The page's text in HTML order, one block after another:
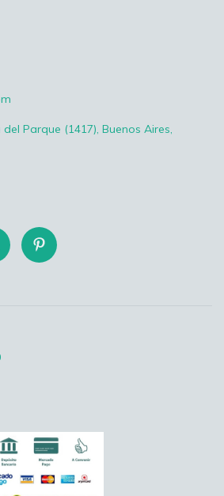
Parque (1417), Buenos Aires,